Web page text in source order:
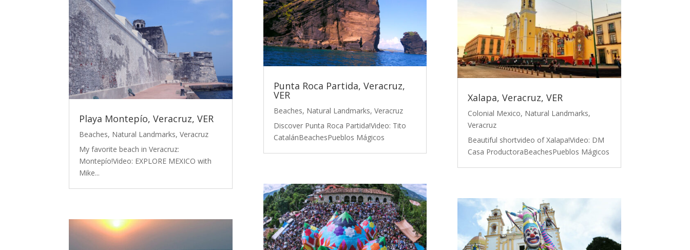
Playa Montepío, Veracruz, VER
Beaches, Natural Landmarks,Veracruz
My favorite beach in Veracruz:
Montepío!Video: EXPLORE MEXICO with
Mike...
Punta Roca Partida, Veracruz,
VER
Beaches, Natural Landmarks, Veracruz
Discover Punta Roca Partida!Video: Tito
CatalánBeachesPueblos Mágicos
Xalapa, Veracruz, VER
Colonial Mexico, Natural Landmarks,
Veracruz
Beautiful shortvideo of Xalapa!Video: DM
Casa ProductoraBeachesPueblos Mágicos